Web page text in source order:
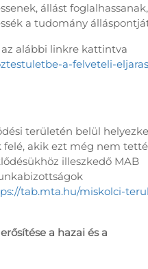
állást foglalhassanak,
a tudomány
alábbi linkre kattintva
a-felveteli-
területén belül
felé, akik ezt még nem
illeszkedő MAB
tab.mta.hu/miskolci-
a hazai és a